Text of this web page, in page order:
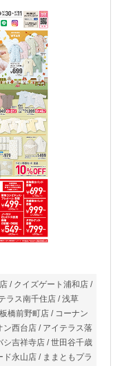
/ クイズゲート浦和店 /
ラス南千住店 / 浅草
橋前野町店 / コーナン
ン西台店 / アイテラス落
シ吉祥寺店 / 世田谷千歳
永山店 / ままともプラ